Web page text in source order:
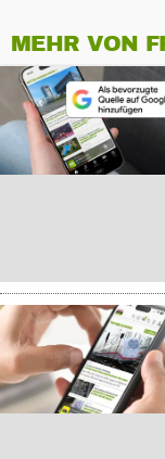
MEHR VON